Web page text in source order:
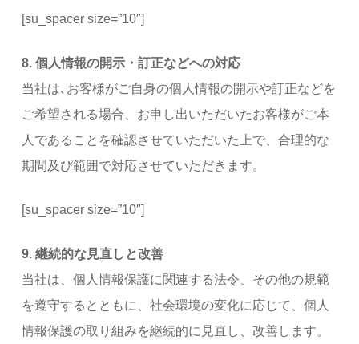
[su_spacer size=”10″]
8. 個人情報の開示・訂正などへの対応
当社は､お客様がご自身の個人情報の開示や訂正などを
ご希望される場合、お申し出いただいたお客様がご本
人であることを確認させていただいた上で、合理的な
期間及び範囲で対応させていただきます。
[su_spacer size=”10″]
9. 継続的な見直しと改善
当社は、個人情報保護に関連する法令、その他の規範
を遵守するとともに、社会環境の変化に応じて、個人
情報保護の取り組みを継続的に見直し、改善します。